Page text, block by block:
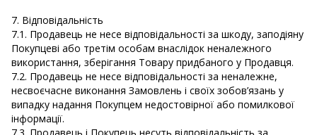
7. Відповідальність
7.1. Продавець не несе відповідальності за шкоду, заподіяну
Покупцеві або третім особам внаслідок неналежного
використання, зберігання Товару придбаного у Продавця.
7.2. Продавець не несе відповідальності за неналежне,
несвоєчасне виконання Замовлень і своїх зобов’язань у
випадку надання Покупцем недостовірної або помилкової
інформації.